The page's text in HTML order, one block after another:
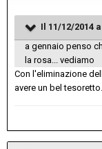
Il 11/12/2014
a gennaio penso
la rosa... vediamo
Con l'eliminazione
avere un bel